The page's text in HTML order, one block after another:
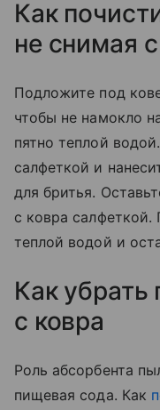
Как
не снимая
Подложите под
чтобы не намокло
пятно теплой
салфеткой и
для бритья.
с ковра
теплой водой и
Как убрать
с ковра
Роль абсорбента
пищевая сода. Как